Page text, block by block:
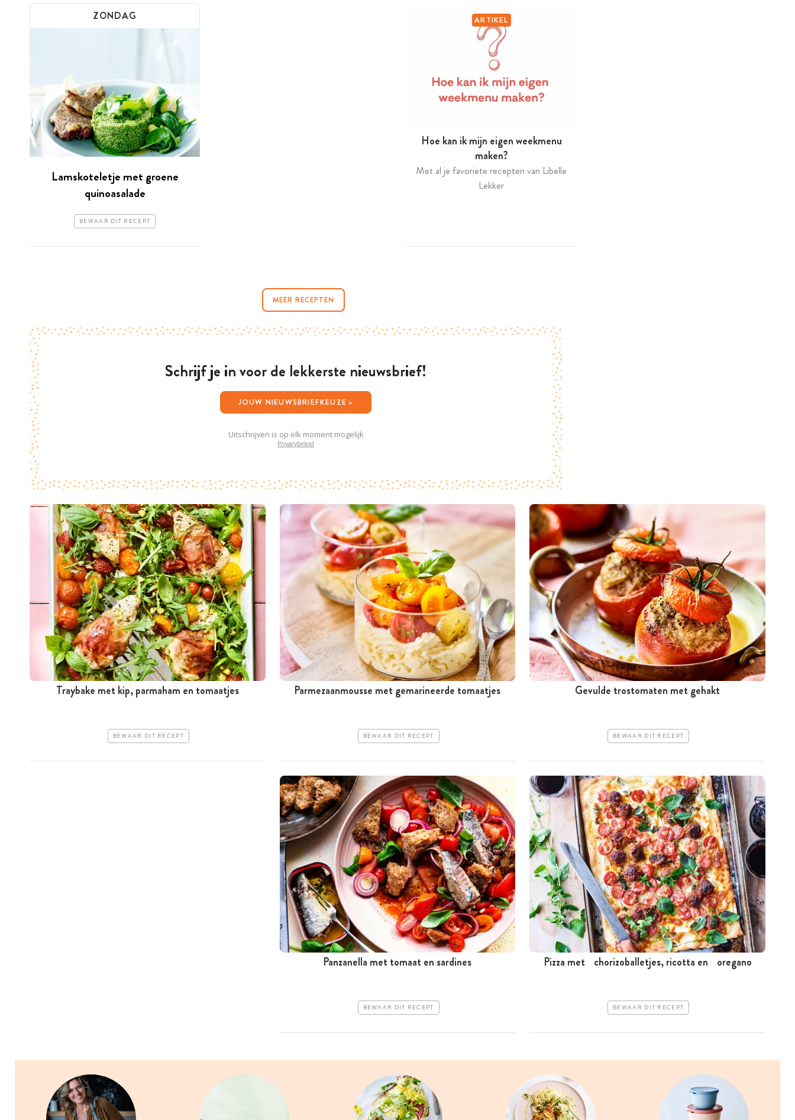
ZONDAG
Lamskoteletje met groene
quinoasalade
BEWAAR DIT RECEPT
ARTIKEL
Hoe kan ik mijn eigen weekmenu
maken?
Met al je favoriete recepten van Libelle
Lekker
MEER RECEPTEN
Schrijf je in voor de lekkerste nieuwsbrief!
JOUW NIEUWSBRIEFKEUZE >
Uitschrijven is op elk moment mogelijk
Privacybeleid
Traybake met kip, parmaham en tomaatjes
BEWAAR DIT RECEPT
Parmezaanmousse met gemarineerde tomaatjes
BEWAAR DIT RECEPT
Gevulde trostomaten met gehakt
BEWAAR DIT RECEPT
Panzanella met tomaat en sardines
BEWAAR DIT RECEPT
Pizza met chorizoballetjes, ricotta en oregano
BEWAAR DIT RECEPT